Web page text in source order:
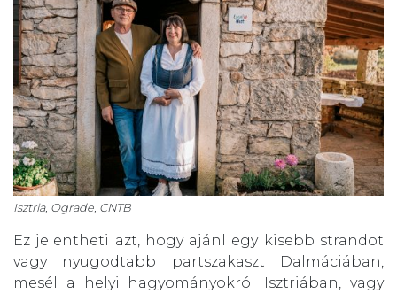
Isztria, Ograde, CNTB
Ez jelentheti azt, hogy ajánl egy kisebb strandot
vagy nyugodtabb partszakaszt Dalmáciában,
mesél a helyi hagyományokról Isztriában, vagy